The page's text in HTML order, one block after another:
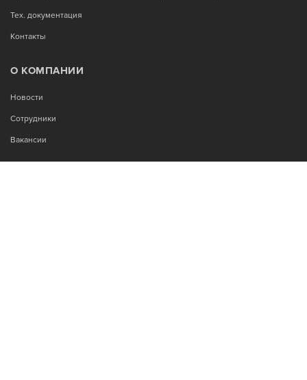
Тех. документация
Контакты
О КОМПАНИИ
Новости
Сотрудники
Вакансии